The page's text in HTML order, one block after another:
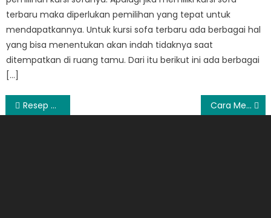
terbaru maka diperlukan pemilihan yang tepat untuk
mendapatkannya. Untuk kursi sofa terbaru ada berbagai hal
yang bisa menentukan akan indah tidaknya saat
ditempatkan di ruang tamu. Dari itu berikut ini ada berbagai
[…]
Post
Resep Kue Kering Keju Untuk Camilan Sehat Anak Cara Menggunakan Shampo Pria Dengan Baik